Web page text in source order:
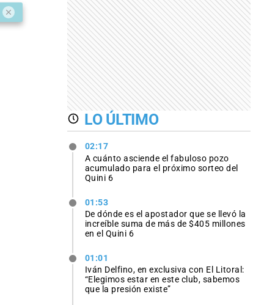
LO ÚLTIMO
02:17
A cuánto asciende el fabuloso pozo
acumulado para el próximo sorteo del
Quini 6
01:53
De dónde es el apostador que se llevó la
increíble suma de más de $405 millones
en el Quini 6
01:01
Iván Delfino, en exclusiva con El Litoral:
“Elegimos estar en este club, sabemos
que la presión existe”